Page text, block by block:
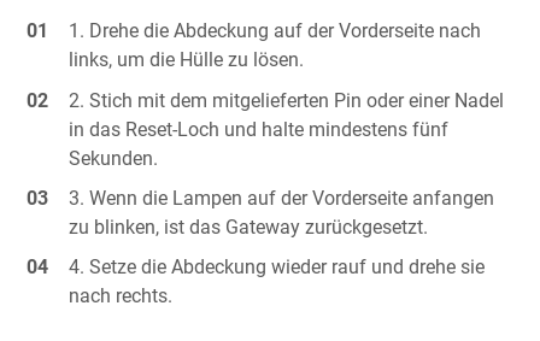
Drehe die Abdeckung auf der Vorderseite nach
links, um die Hülle zu lösen.
Stich mit dem mitgelieferten Pin oder einer Nadel
in das Reset-Loch und halte mindestens fünf
Sekunden.
Wenn die Lampen auf der Vorderseite anfangen
zu blinken, ist das Gateway zurückgesetzt.
Setze die Abdeckung wieder rauf und drehe sie
nach rechts.